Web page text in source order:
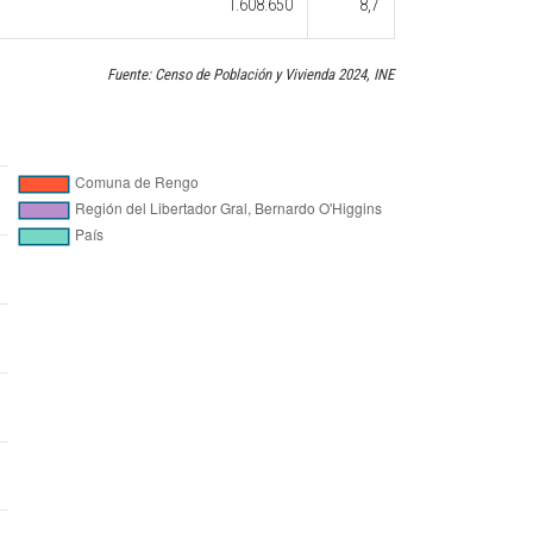
1.608.650 8,7
Fuente: Censo de Población y Vivienda 2024, INE